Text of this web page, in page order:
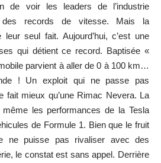
de voir les leaders de l’industrie
des records de vitesse. Mais la
seul fait. Aujourd’hui, c’est une
qui détient ce record. Baptisée «
parvient à aller de 0 à 100 km…
! Un exploit qui ne passe pas
fait mieux qu’une Rimac Nevera. La
les performances de la Tesla
de Formule 1. Bien que le fruit
ne puisse pas rivaliser avec des
le constat est sans appel. Derrière